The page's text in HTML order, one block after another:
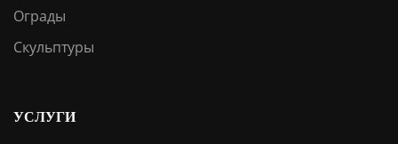
Ограды
Скульптуры
УСЛУГИ